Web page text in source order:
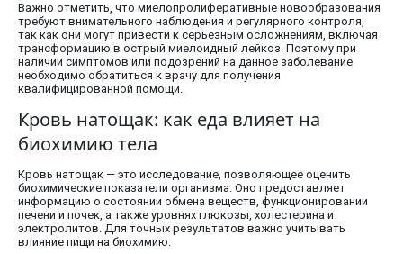
Важно отметить, что миелопролиферативные новообразования
требуют внимательного наблюдения и регулярного контроля,
так как они могут привести к серьезным осложнениям, включая
трансформацию в острый миелоидный лейкоз. Поэтому при
наличии симптомов или подозрений на данное заболевание
необходимо обратиться к врачу для получения
квалифицированной помощи.
Кровь натощак: как еда влияет на
биохимию тела
Кровь натощак — это исследование, позволяющее оценить
биохимические показатели организма. Оно предоставляет
информацию о состоянии обмена веществ, функционировании
печени и почек, а также уровнях глюкозы, холестерина и
электролитов. Для точных результатов важно учитывать
влияние пищи на биохимию.